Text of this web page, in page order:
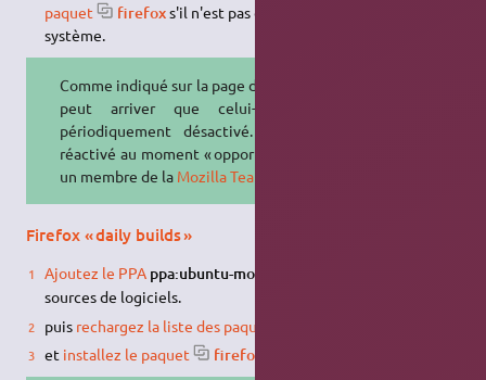
paquet firefoxs'il n'est pas déjà présent sur votre
système.
Comme indiqué sur la page du PPA, il
peut arriver que celui-ci soit
périodiquement désactivé. Il sera
réactivé au moment « opportun » par
un membre de la Mozilla Team
Firefox « daily builds »
Ajoutez le PPA ppa:ubuntu-mozilla-daily/ppa
sources de logiciels.
puis rechargez la liste des paquets
et installez le paquet firefox-trunk